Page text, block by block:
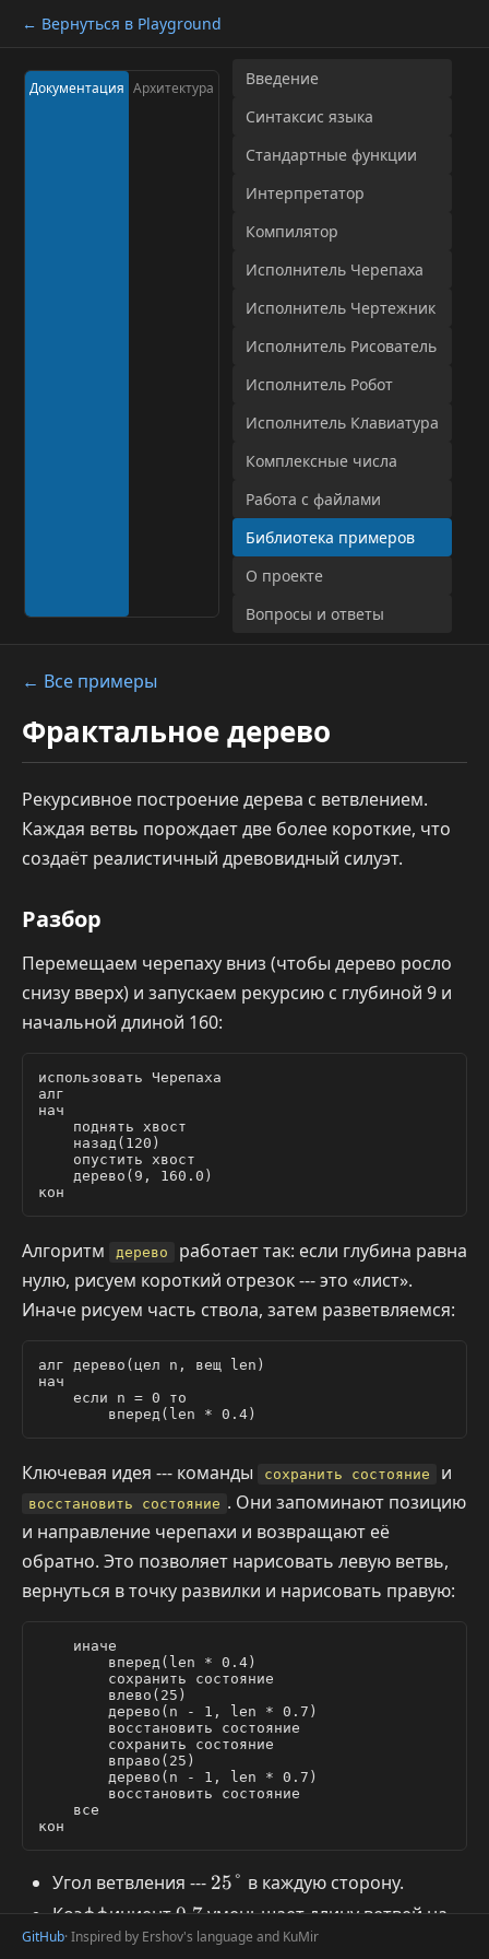
← Вернуться в Playground
Документация Архитектура
Введение
Синтаксис языка
Стандартные функции
Интерпретатор
Компилятор
Исполнитель Черепаха
Исполнитель Чертежник
Исполнитель Рисователь
Исполнитель Робот
Исполнитель Клавиатура
Комплексные числа
Работа с файлами
Библиотека примеров
О проекте
Вопросы и ответы
← Все примеры
Фрактальное дерево
Рекурсивное построение дерева с ветвлением.
Каждая ветвь порождает две более короткие, что
создаёт реалистичный древовидный силуэт.
Разбор
Перемещаем черепаху вниз (чтобы дерево росло
снизу вверх) и запускаем рекурсию с глубиной 9 и
начальной длиной 160:
использовать Черепаха
алг
нач
    поднять хвост
    назад(120)
    опустить хвост
    дерево(9, 160.0)
Алгоритм дерево
работает так: если глубина равна
нулю, рисуем короткий отрезок --- это «лист».
Иначе рисуем часть ствола, затем разветвляемся:
алг дерево(цел n, вещ len)
нач
    если n = 0 то
Ключевая идея --- команды сохранить состояние и
восстановить состояние . Они запоминают позицию
и направление черепахи и возвращают её
обратно. Это позволяет нарисовать левую ветвь,
вернуться в точку развилки и нарисовать правую:
    иначе
        вперед(len * 0.4)
        сохранить состояние
        влево(25)
        дерево(n - 1, len * 0.7)
        восстановить состояние
        сохранить состояние
        вправо(25)
        дерево(n - 1, len * 0.7)
        восстановить состояние
    все
Угол ветвления --- 25°
25° в каждую сторону.
Коэффициент0{,}7
0,7уменьшает длину ветвей на
каждом уровне.
GitHub· Inspired by Ershov's language and KuMir